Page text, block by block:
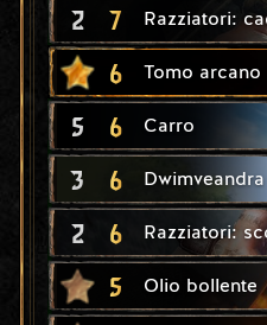
2 7 Razziatori:
6 Tomo arcano
5 6 Carro
3 6 Dwimveandra
2 6 Razziatori:
5 Olio bollente